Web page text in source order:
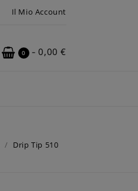
Il Mio Account
0 - 0,00 €
Drip Tip 510